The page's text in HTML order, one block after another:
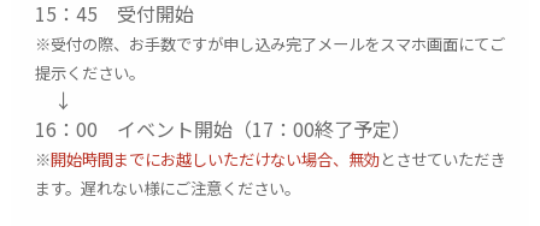
るタッチ＆トライのお時間も！！
ンスです！
お申し込みは無料！
品が気になる！！」という方はぜひお越しください！
※事前申し込み制・先着順。お申し込みにあたり「Ca
15：45 受付開始
※受付の際、お手数ですが申し込み完了メールをスマホ画面にてご
提示ください。
↓
16：00 イベント開始（17：00終了予定）
※開始時間までにお越しいただけない場合、無効とさせていただき
ます。遅れない様にご注意ください。